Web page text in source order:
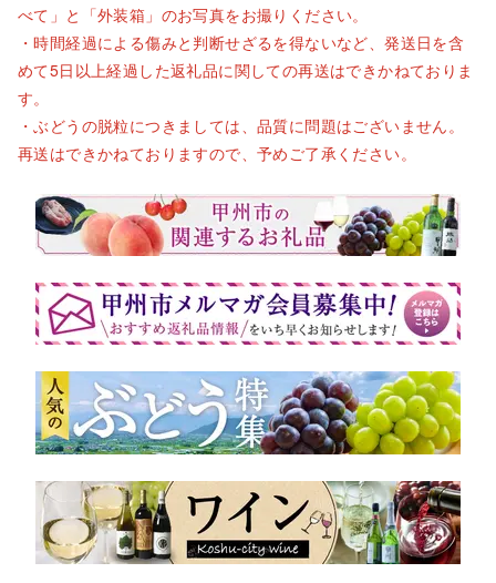
べて」と「外装箱」のお写真をお撮りください。
・時間経過による傷みと判断せざるを得ないなど、発送日を含
めて5日以上経過した返礼品に関しての再送はできかねておりま
す。
・ぶどうの脱粒につきましては、品質に問題はございません。
再送はできかねておりますので、予めご了承ください。